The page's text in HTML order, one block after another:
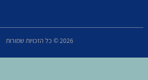
2026 © כל הזכויות שמורות